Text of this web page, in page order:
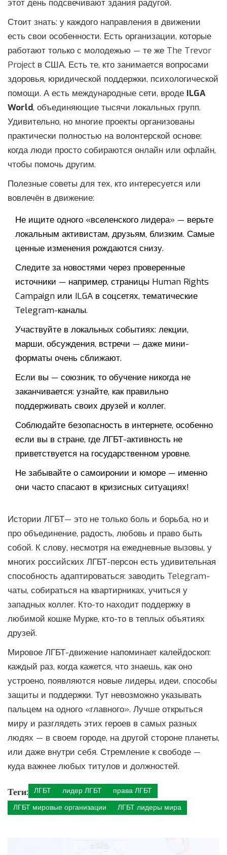
этот день подсвечивают здания радугой.
Стоит знать: у каждого направления в движении
есть свои особенности. Есть организации, которые
работают только с молодежью — те же The Trevor
Project в США. Есть те, кто занимается вопросами
здоровья, юридической поддержки, психологической
помощи. А есть международные сети, вроде ILGA
World, объединяющие тысячи локальных групп.
Удивительно, но многие проекты организованы
практически полностью на волонтерской основе:
когда люди просто собираются онлайн или офлайн,
чтобы помочь другим.
Полезные советы для тех, кто интересуется или
вовлечён в движение:
Не ищите одного «вселенского лидера» — верьте
локальным активистам, друзьям, близким. Самые
ценные изменения рождаются снизу.
Следите за новостями через проверенные
источники — например, страницы Human Rights
Campaign или ILGA в соцсетях, тематические
Telegram-каналы.
Участвуйте в локальных событиях: лекции,
марши, обсуждения, встречи — даже мини-
форматы очень сближают.
Если вы — союзник, то обучение никогда не
заканчивается: узнайте, как правильно
поддерживать своих друзей и коллег.
Соблюдайте безопасность в интернете, особенно
если вы в стране, где ЛГБТ-активность не
приветствуется на государственном уровне.
Не забывайте о самоиронии и юморе — именно
они часто спасают в кризисных ситуациях!
Истории ЛГБТ— это не только боль и борьба, но и
про объединение, радость, любовь и право быть
собой. К слову, несмотря на ежедневные вызовы, у
многих российских ЛГБТ-персон есть удивительная
способность адаптироваться: заводить Telegram-
чаты, собираться на квартирниках, учиться у
западных коллег. Кто-то находит поддержку в
любимой кошке Мурке, кто-то в теплых объятиях
друзей.
Мировое ЛГБТ-движение напоминает калейдоскоп:
каждый раз, когда кажется, что знаешь, как оно
устроено, появляются новые лидеры, идеи, способы
защиты и поддержки. Тут невозможно указывать
пальцем на одного «главного». Лучше открыться
миру и разглядеть этих героев в самых разных
людях — в своем городе, на другой стороне планеты,
или даже внутри себя. Стремление к свободе —
куда важнее любых титулов и должностей.
Теги: ЛГБТ лидер ЛГБТ
права ЛГБТ
ЛГБТ мировые организации
ЛГБТ лидеры мира